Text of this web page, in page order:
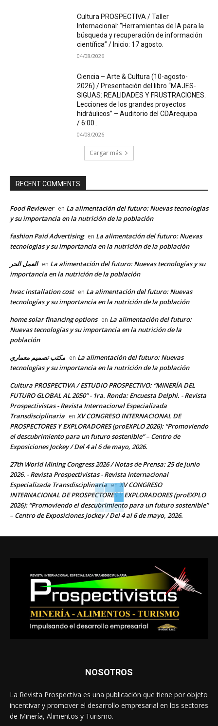
Cultura PROSPECTIVA / Taller
Internacional: “Herramientas de IA para la
búsqueda y recuperación de información
científica” / Inicio: 17 agosto.
04/08/2026
Ciencia – Arte & Cultura (10-agosto-
2026) / Presentación del libro “MAJES-
SIGUAS: REALIDADES Y FRUSTRACIONES.
Lecciones de los grandes proyectos
hidráulicos” – Auditorio del CDArequipa
/ 6:00...
04/08/2026
Cargar más
RECENT COMMENTS
Food Reviewer en La alimentación del futuro: Nuevas tecnologías
y su importancia en la nutrición de la población
fashion Paid Advertising en La alimentación del futuro: Nuevas
tecnologías y su importancia en la nutrición de la población
العمل الحر en La alimentación del futuro: Nuevas tecnologías y su
importancia en la nutrición de la población
hvac installation cost en La alimentación del futuro: Nuevas
tecnologías y su importancia en la nutrición de la población
home solar financing options en La alimentación del futuro:
Nuevas tecnologías y su importancia en la nutrición de la
población
مكتب تصميم معماري en La alimentación del futuro: Nuevas
tecnologías y su importancia en la nutrición de la población
Cultura PROSPECTIVA / ESTUDIO PROSPECTIVO: “MINERÍA DEL
FUTURO GLOBAL AL 2050” - 1ra. Ronda: Encuesta Delphi. - Revista
Prospectivistas - Revista Internacional Especializada
Transdisciplinaria en XV CONGRESO INTERNACIONAL DE
PROSPECTORES Y EXPLORADORES (proEXPLO 2026): “Promoviendo
el descubrimiento para un futuro sostenible” – Centro de
Exposiciones Jockey / Del 4 al 6 de mayo, 2026.
27th World Mining Congress 2026 / Notas de Prensa: 25 de junio
2026. - Revista Prospectivistas - Revista Internacional
Especializada Transdisciplinaria enXV CONGRESO
INTERNACIONAL DE PROSPECTORES Y EXPLORADORES (proEXPLO
2026): “Promoviendo el descubrimiento para un futuro sostenible”
– Centro de Exposiciones Jockey / Del 4 al 6 de mayo, 2026.
NOSOTROS
La Revista Prospectiva es una publicación que tiene por objeto
incentivar y promover el desarrollo empresarial en los sectores
de Minería, Alimentos y Turismo.